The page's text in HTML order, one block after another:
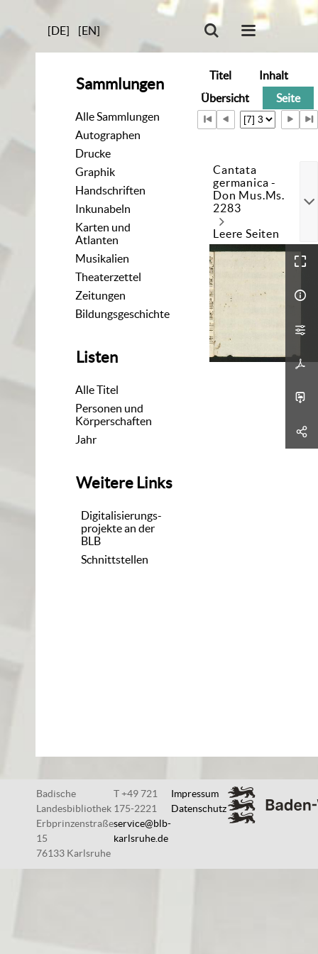
[DE] [EN]
Sammlungen
Alle Sammlungen
Autographen
Drucke
Graphik
Handschriften
Inkunabeln
Karten und
Atlanten
Musikalien
Theaterzettel
Zeitungen
Bildungsgeschichte
Listen
Alle Titel
Personen und
Körperschaften
Jahr
Weitere Links
Digitalisierungs-
projekte an der
BLB
Schnittstellen
Titel
Inhalt
Übersicht
Seite
Cantata
germanica -
Don Mus.Ms.
2283
Leere Seiten
Badische
Landesbibliothek
Erbprinzenstraße
15
76133 Karlsruhe
T +49 721
175-2221
service@blb-
karlsruhe.de
Impressum
Datenschutz